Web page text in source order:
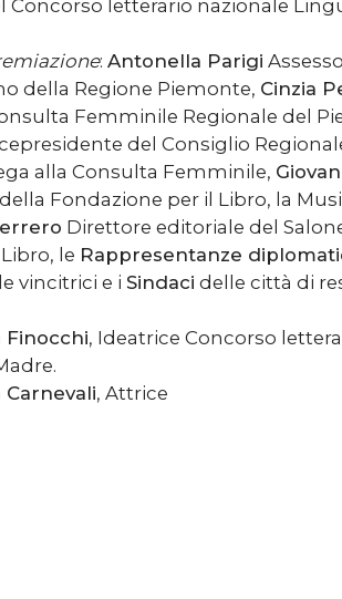
Concorso letterario nazionale
:Antonella Parigi
della Regione Piemonte, Cinzia
Femminile Regionale del
del Consiglio
alla Consulta Femminile,
Fondazione per il Libro, la
Direttore editoriale del
le Rappresentanze
vincitrici e iSindaci delle città di
Finocchi, Ideatrice Concorso
Carnevali, Attrice